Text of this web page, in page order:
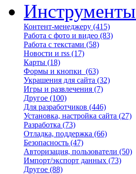
Инструменты
Контент-менеджеру (415)
Работа с фото и видео (83)
Работа с текстами (58)
Новости и rss (17)
Карты (18)
Формы и кнопки (63)
Украшения для сайта (32)
Игры и развлечения (7)
Другое (100)
Для разработчиков (446)
Установка, настройка сайта (27)
Разработка (73)
Отладка, поддержка (66)
Безопасность (47)
Авторизация, пользователи (50)
Импорт/экспорт данных (73)
Другое (88)